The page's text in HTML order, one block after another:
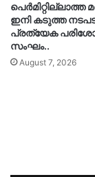
പെർമിറ്റില്ലാത്ത
ഇനി കടുത്ത
പ്രത്യേക
സംഘം..
August 7, 2026